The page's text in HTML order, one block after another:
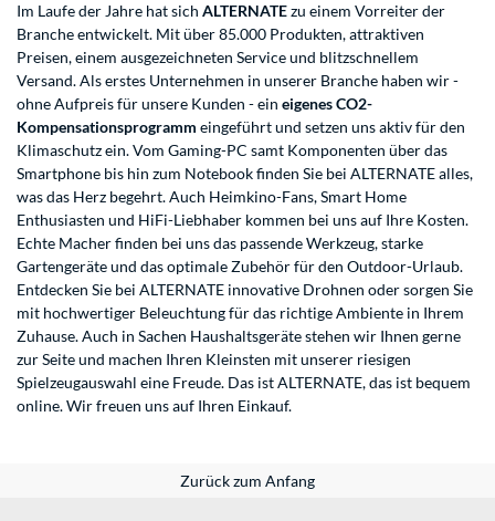
Im Laufe der Jahre hat sich ALTERNATEzu einem Vorreiter der
Branche entwickelt. Mit über 85.000 Produkten, attraktiven
Preisen, einem ausgezeichneten Service und blitzschnellem
Versand. Als erstes Unternehmen in unserer Branche haben wir -
ohne Aufpreis für unsere Kunden - ein eigenes CO2-
Kompensationsprogramm eingeführt und setzen uns aktiv für den
Klimaschutz ein. Vom Gaming-PC samt Komponenten über das
Smartphone bis hin zum Notebook finden Sie bei ALTERNATE alles,
was das Herz begehrt. Auch Heimkino-Fans, Smart Home
Enthusiasten und HiFi-Liebhaber kommen bei uns auf Ihre Kosten.
Echte Macher finden bei uns das passende Werkzeug, starke
Gartengeräte und das optimale Zubehör für den Outdoor-Urlaub.
Entdecken Sie bei ALTERNATE innovative Drohnen oder sorgen Sie
mit hochwertiger Beleuchtung für das richtige Ambiente in Ihrem
Zuhause. Auch in Sachen Haushaltsgeräte stehen wir Ihnen gerne
zur Seite und machen Ihren Kleinsten mit unserer riesigen
Spielzeugauswahl eine Freude. Das ist ALTERNATE, das ist bequem
online. Wir freuen uns auf Ihren Einkauf.
Zurück zum Anfang